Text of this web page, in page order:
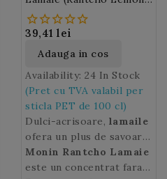
Citron) 100cl PET
39,41 lei
Adauga in cos
Availability: 24 In Stock
(Pret cu TVA valabil per
sticla PET de 100 cl)
Dulci-acrisoare, lamaile
ofera un plus de savoare
si de prospetime.
Monin Rantcho Lamaie
este un concentrat fara